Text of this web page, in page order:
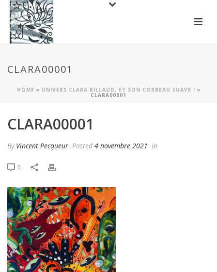
CLARA00001
HOME » UNIVERS CLARA BILLAUD, ET SON CORBEAU SUAVE ! »
CLARA00001
CLARA00001
By Vincent Pecqueur Posted 4 novembre 2021 In
0